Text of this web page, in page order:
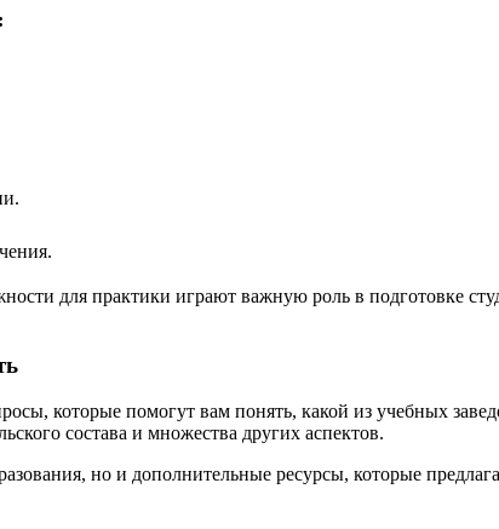
для практики играют важную роль в подготовке
которые помогут вам понять, какой из учебных
состава и множества других аспектов.
но и дополнительные ресурсы, которые